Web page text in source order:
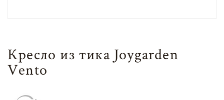
Кресло из тика Joygarden
Vento